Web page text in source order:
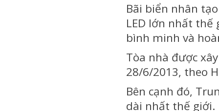
Bãi biển nhân
LED lớn nhất thế
bình minh và
Tòa nhà được
28/6/2013, theo
Bên cạnh đó,
dài nhất thế giới.